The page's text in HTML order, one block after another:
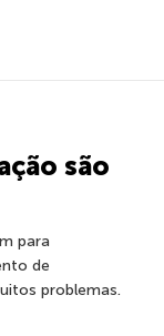
são
para
de
problemas.